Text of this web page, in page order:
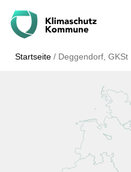
Startseite / Deggendorf, GKSt